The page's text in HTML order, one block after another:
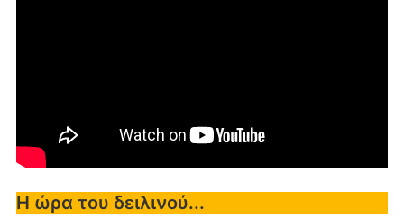
Η ώρα του δειλινού...